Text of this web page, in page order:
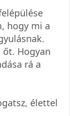
hogy mi a
Hogyan
rá a
élettel